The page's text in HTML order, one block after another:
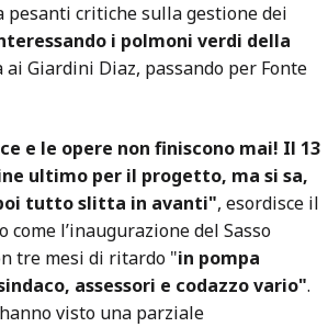
pesanti critiche sulla gestione dei
i polmoni verdi della
ai Giardini Diaz, passando per Fonte
e le opere non finiscono mai! Il 13
ultimo per il progetto, ma si sa,
tutto slitta in avanti", esordisce il
l’inaugurazione del Sasso
tre mesi di ritardo "in pompa
assessori e codazzo vario".
visto una parziale